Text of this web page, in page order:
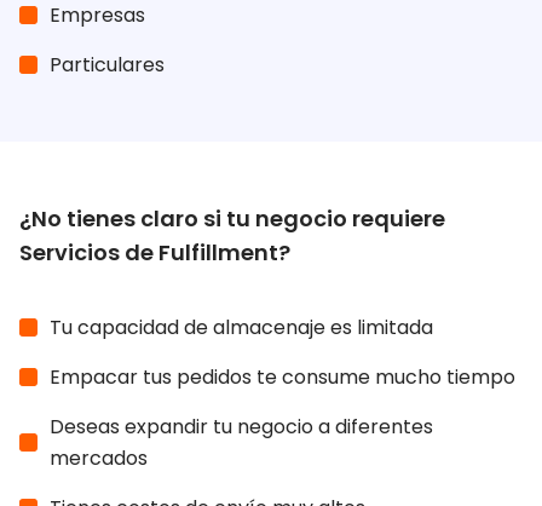
Empresas
Particulares
¿No tienes claro si tu negocio requiere
Servicios de Fulfillment?
Tu capacidad de almacenaje es limitada
Empacar tus pedidos te consume mucho tiempo
Deseas expandir tu negocio a diferentes
mercados